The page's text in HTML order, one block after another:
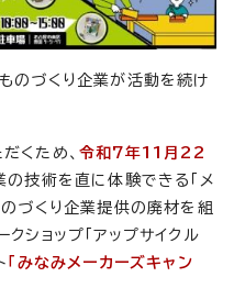
のづくり企業が活動を続け
くため、 令和7年11月22
の技術を直に体験できる「メ
のづくり企業提供の廃材を組
ショップ「アップサイクル
「みなみメーカーズキャン